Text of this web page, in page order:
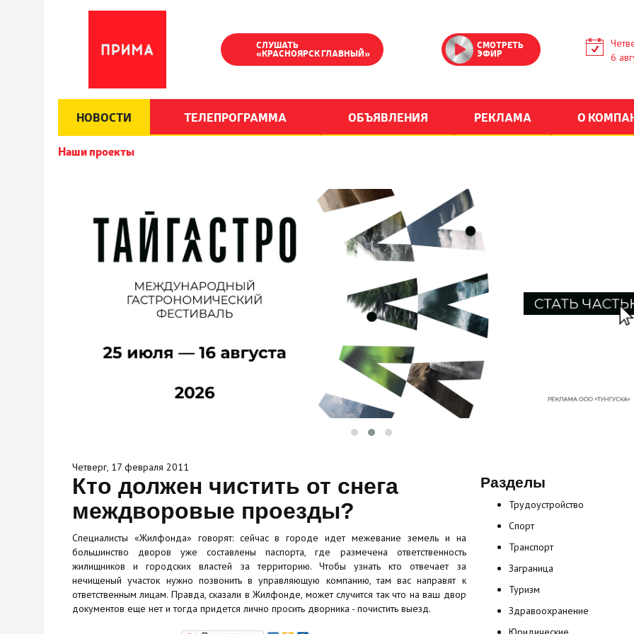
СЛУШАТЬ
«КРАСНОЯРСК ГЛАВНЫЙ»
СМОТРЕТЬ
ЭФИР
6
НОВОСТИ ТЕЛЕПРОГРАММА ОБЪЯВЛЕНИЯ РЕКЛАМА О
Наши проекты
Четверг, 17 февраля 2011
Кто должен чистить от снега
междворовые проезды?
Специалисты «Жилфонда» говорят: сейчас в городе идет межевание земель и на
большинство дворов уже составлены паспорта, где размечена ответственность
жилищников и городских властей за территорию. Чтобы узнать кто отвечает за
нечищеный участок нужно позвонить в управляющую компанию, там вас направят к
ответственным лицам. Правда, сказали в Жилфонде, может случится так что на ваш двор
документов еще нет и тогда придется лично просить дворника - почистить выезд.
Разделы
Трудоустройство
Спорт
Транспорт
Заграница
Туризм
Здравоохранение